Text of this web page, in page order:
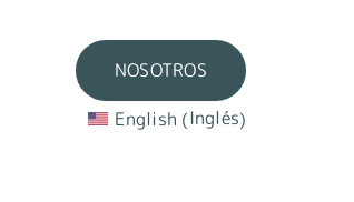
NOSOTROS
English (Inglés)
NOSOTROS
English (Inglés)